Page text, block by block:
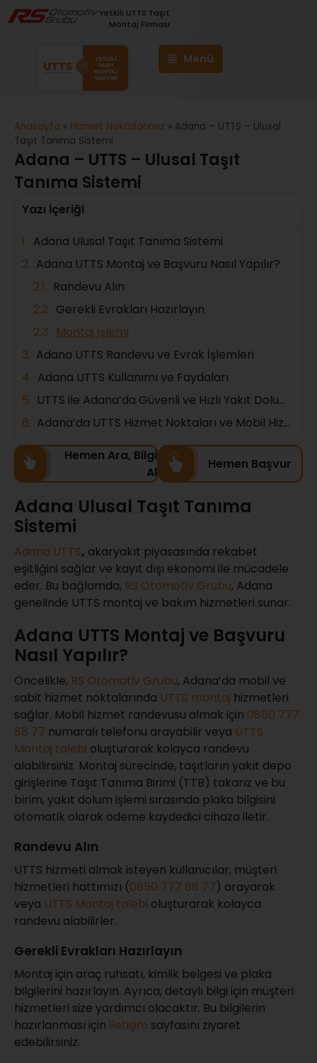
Yetkili UTTS Taşıt
Montaj Firması
Anasayfa » Hizmet Noktalarımız » Adana – UTTS – Ulusal
Taşıt Tanıma Sistemi
Adana – UTTS – Ulusal Taşıt
Tanıma Sistemi
Yazı İçeriği
Adana Ulusal Taşıt Tanıma Sistemi
Adana UTTS Montaj ve Başvuru Nasıl Yapılır?
Randevu Alın
Gerekli Evrakları Hazırlayın
Montaj İşlemi
Adana UTTS Randevu ve Evrak İşlemleri
Adana UTTS Kullanımı ve Faydaları
UTTS ile Adana’da Güvenli ve Hızlı Yakıt Dolumu
Adana’da UTTS Hizmet Noktaları ve Mobil Hizmetler
Hemen Ara, Bilgi
Al
Hemen Başvur
Adana Ulusal Taşıt Tanıma
Sistemi
Adana UTTS, akaryakıt piyasasında rekabet
eşitliğini sağlar ve kayıt dışı ekonomi ile mücadele
eder. Bu bağlamda, RS Otomotiv Grubu, Adana
genelinde UTTS montaj ve bakım hizmetleri sunar.
Adana UTTS Montaj ve Başvuru
Nasıl Yapılır?
Öncelikle, RS Otomotiv Grubu, Adana’da mobil ve
sabit hizmet noktalarında UTTS montaj hizmetleri
sağlar. Mobil hizmet randevusu almak için 0850 777
88 77 numaralı telefonu arayabilir veya UTTS
Montaj talebi oluşturarak kolayca randevu
alabilirsiniz. Montaj sürecinde, taşıtların yakıt depo
girişlerine Taşıt Tanıma Birimi (TTB) takarız ve bu
birim, yakıt dolum işlemi sırasında plaka bilgisini
otomatik olarak ödeme kaydedici cihaza iletir.
Randevu Alın
UTTS hizmeti almak isteyen kullanıcılar, müşteri
hizmetleri hattımızı (0850 777 88 77) arayarak
veya UTTS Montaj talebi oluşturarak kolayca
randevu alabilirler.
Gerekli Evrakları Hazırlayın
Montaj için araç ruhsatı, kimlik belgesi ve plaka
bilgilerini hazırlayın. Ayrıca, detaylı bilgi için müşteri
hizmetleri size yardımcı olacaktır. Bu bilgilerin
hazırlanması için İletişim sayfasını ziyaret
edebilirsiniz.